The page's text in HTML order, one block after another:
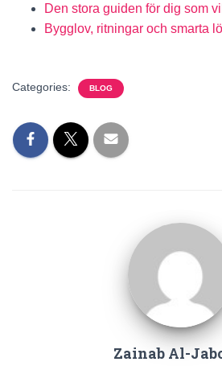
Den stora guiden för dig som
Bygglov, ritningar och smarta
Categories: BLOG
Zainab Al-